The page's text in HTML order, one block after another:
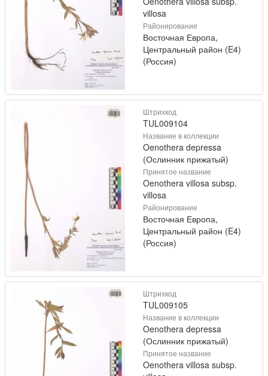
villosa
Районирование
Восточная Европа,
Центральный район (E4)
(Россия)
Штрихкод
TUL009104
Название в коллекции
Oenothera depressa
(Ослинник прижатый)
Принятое название
Oenothera villosa subsp.
villosa
Районирование
Восточная Европа,
Центральный район (E4)
(Россия)
Штрихкод
TUL009105
Название в коллекции
Oenothera depressa
(Ослинник прижатый)
Принятое название
Oenothera villosa subsp.